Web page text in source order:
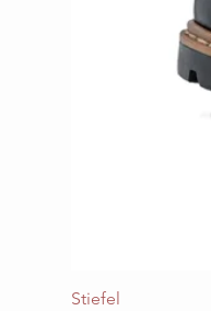
Stiefel